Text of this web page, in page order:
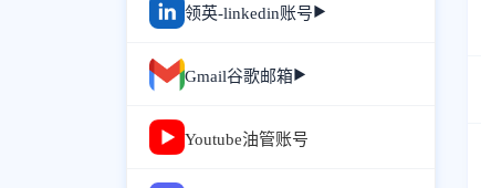
道,ins账号批发网站